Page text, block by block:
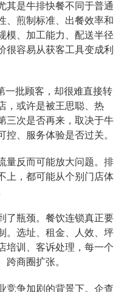
其是牛排快餐不同于普通
、煎制标准、出餐效率和
模、加工能力、配送半径
很容易从获客工具变成利
一批顾客，却很难直接转
，或许是被王思聪、热
三次是否再来，取决于牛
、服务体验是否过关。
量反而可能放大问题。排
上，都可能从个别门店体
了瓶颈。餐饮连锁真正要
。选址、租金、人效、坪
培训、客诉处理，每一个
跨商圈扩张。
竞争加剧的背景下。企查